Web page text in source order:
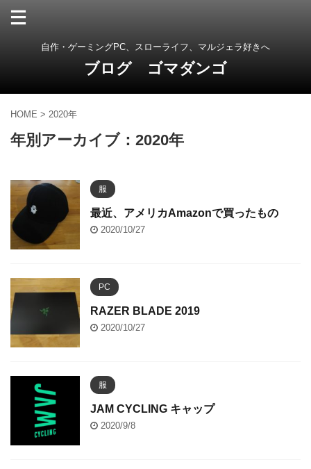
自作・ゲーミングPC、スローライフ、マルジェラ好きへ
ブログ ゴマダンゴ
HOME > 2020年
年別アーカイブ：2020年
服
最近、アメリカAmazonで買ったもの
2020/10/27
PC
RAZER BLADE 2019
2020/10/27
服
JAM CYCLING キャップ
2020/9/8